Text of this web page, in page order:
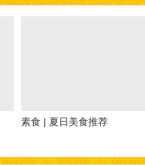
素食 | 夏日美食推荐